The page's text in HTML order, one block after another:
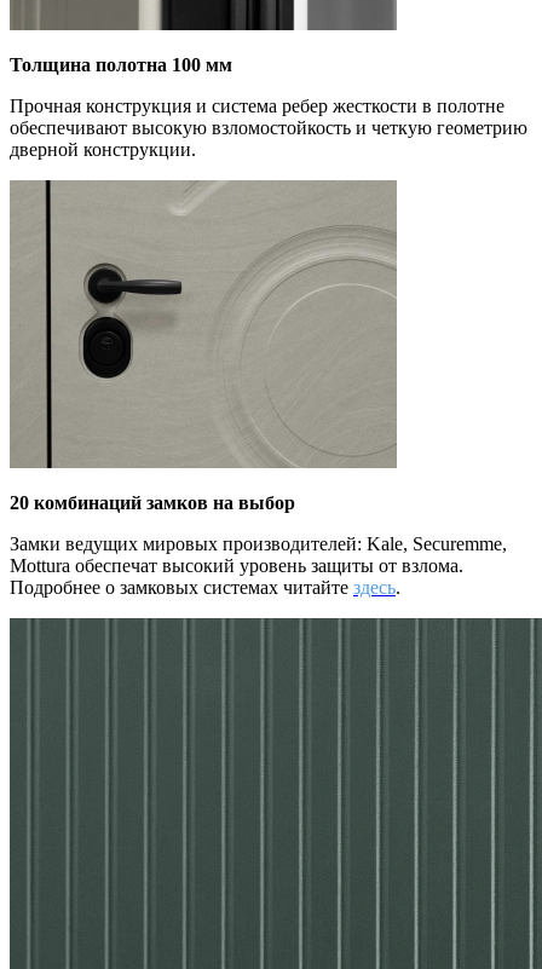
Толщина полотна 100 мм
Прочная конструкция и система ребер жесткости в полотне
обеспечивают высокую взломостойкость и четкую геометрию
дверной конструкции.
20 комбинаций замков на выбор
Замки ведущих мировых производителей: Kale, Securemme,
Mottura обеспечат высокий уровень защиты от взлома.
Подробнее о замковых системах читайте здесь.